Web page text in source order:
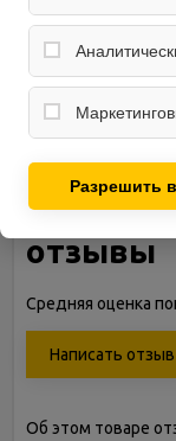
Ширина
(см)
модель
FORTE
отзывы
Средняя оценка
Написать отзыв
Об этом товаре
Обеспечивают
заказа, корзина,
Собирают
использовании
предложений на
Разрешить